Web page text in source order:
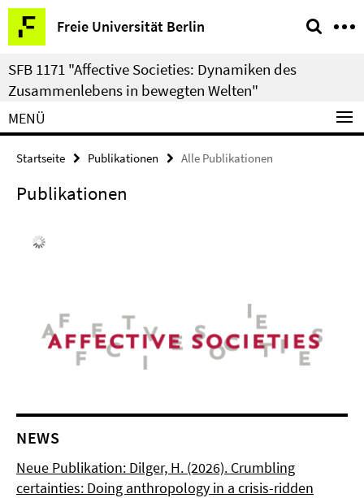
Springe
direkt
zu
Inhalt
Freie Universität Berlin
Service-
Navigation
SFB 1171 "Affective Societies: Dynamiken des
Zusammenlebens in bewegten Welten"
MENÜ
Startseite Publikationen Alle Publikationen
Publikationen
NEWS
Neue Publikation: Dilger, H. (2026). Crumbling
certainties: Doing anthropology in a crisis-ridden